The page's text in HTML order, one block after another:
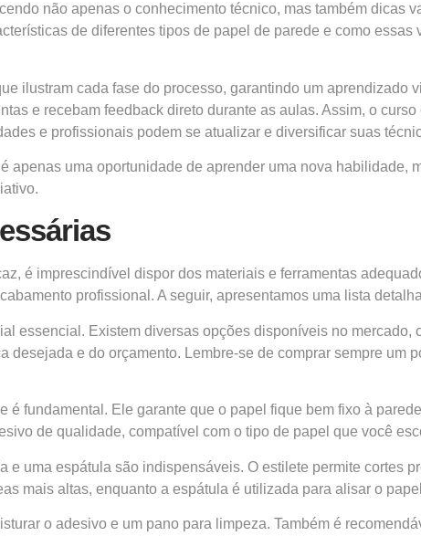
não apenas o conhecimento técnico, mas também dicas
de diferentes tipos de papel de parede e como
ilustram cada fase do processo, garantindo um aprendizado
e recebam feedback direto durante as aulas. Assim, o
e profissionais podem se atualizar e diversificar suas
apenas uma oportunidade de aprender uma nova habilidade,
é imprescindível dispor dos materiais e ferramentas
profissional. A seguir, apresentamos uma lista
essencial. Existem diversas opções disponíveis no
e do orçamento. Lembre-se de comprar sempre um
fundamental. Ele garante que o papel fique bem fixo à
de qualidade, compatível com o tipo de papel que você
e uma espátula são indispensáveis. O estilete permite cortes
mais altas, enquanto a espátula é utilizada para alisar o
o adesivo e um pano para limpeza. Também é